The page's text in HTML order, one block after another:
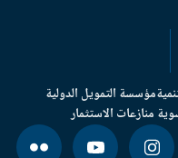
مؤسسة التمويل الدولية
منازعات الاستثمار